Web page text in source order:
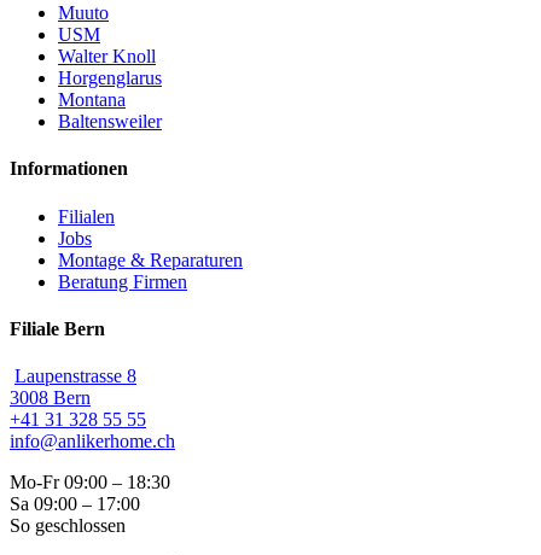
Muuto
USM
Walter Knoll
Horgenglarus
Montana
Baltensweiler
Informationen
Filialen
Jobs
Montage & Reparaturen
Beratung Firmen
Filiale Bern
Laupenstrasse 8
3008 Bern
+41 31 328 55 55
info@anlikerhome.ch
Mo-Fr 09:00 – 18:30
Sa 09:00 – 17:00
So geschlossen